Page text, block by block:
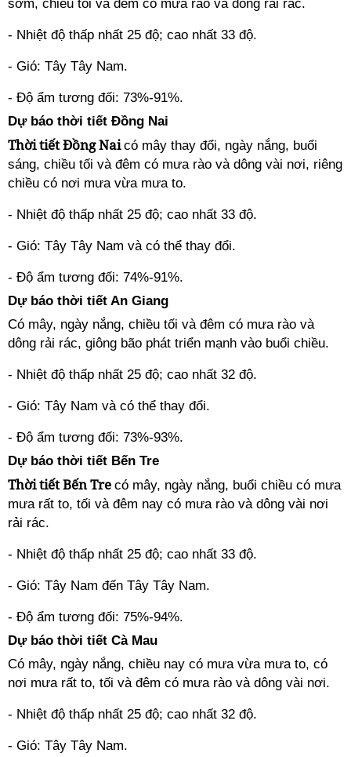
sớm, chiều tối và đêm có mưa rào và dông rải rác.
- Nhiệt độ thấp nhất 25 độ; cao nhất 33 độ.
- Gió: Tây Tây Nam.
- Độ ẩm tương đối: 73%-91%.
Dự báo thời tiết Đồng Nai
Thời tiết Đồng Nai có mây thay đổi, ngày nắng, buổi
sáng, chiều tối và đêm có mưa rào và dông vài nơi, riêng
chiều có nơi mưa vừa mưa to.
- Nhiệt độ thấp nhất 25 độ; cao nhất 33 độ.
- Gió: Tây Tây Nam và có thể thay đổi.
- Độ ẩm tương đối: 74%-91%.
Dự báo thời tiết An Giang
Có mây, ngày nắng, chiều tối và đêm có mưa rào và
dông rải rác, giông bão phát triển mạnh vào buổi chiều.
- Nhiệt độ thấp nhất 25 độ; cao nhất 32 độ.
- Gió: Tây Nam và có thể thay đổi.
- Độ ẩm tương đối: 73%-93%.
Dự báo thời tiết Bến Tre
Thời tiết Bến Tre có mây, ngày nắng, buổi chiều có mưa
mưa rất to, tối và đêm nay có mưa rào và dông vài nơi
rải rác.
- Nhiệt độ thấp nhất 25 độ; cao nhất 33 độ.
- Gió: Tây Nam đến Tây Tây Nam.
- Độ ẩm tương đối: 75%-94%.
Dự báo thời tiết Cà Mau
Có mây, ngày nắng, chiều nay có mưa vừa mưa to, có
nơi mưa rất to, tối và đêm có mưa rào và dông vài nơi.
- Nhiệt độ thấp nhất 25 độ; cao nhất 32 độ.
- Gió: Tây Tây Nam.